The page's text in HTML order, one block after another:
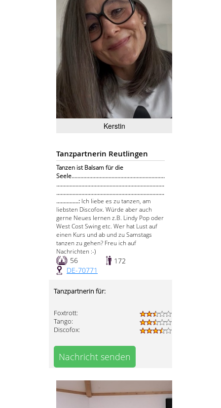
Kerstin
Tanzpartnerin Reutlingen
Tanzen ist Balsam für die
Seele...............................................................
.........................................................................
.........................................................................
...............: Ich liebe es zu tanzen, am
liebsten Discofox. Würde aber auch
gerne Neues lernen z.B. Lindy Pop oder
West Cost Swing etc. Wer hat Lust auf
einen Kurs und ab und zu Samstags
tanzen zu gehen? Freu ich auf
Nachrichten :-)
56
172
DE-70771
Tanzpartnerin für:
Foxtrott:
Tango:
Discofox:
Nachricht senden